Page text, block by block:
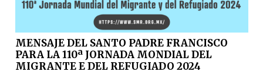
MENSAJE DEL SANTO PADRE FRANCISCO
PARA LA 110ª JORNADA MONDIAL DEL
MIGRANTE E DEL REFUGIADO 2024